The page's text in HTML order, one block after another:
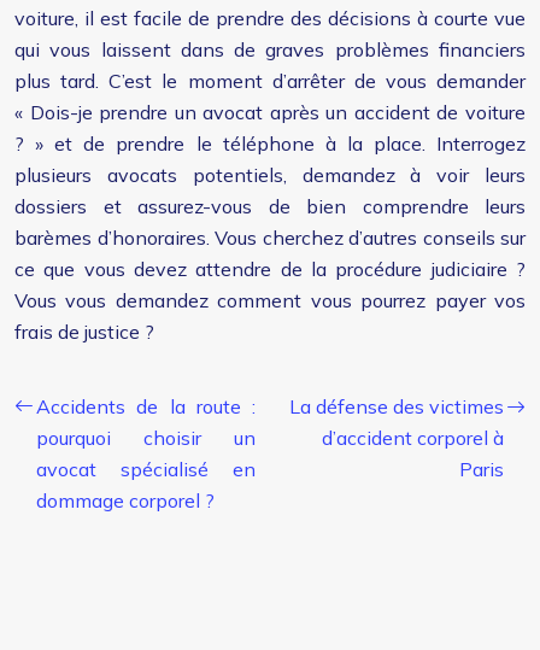
voiture, il est facile de prendre des décisions à courte vue
qui vous laissent dans de graves problèmes financiers
plus tard. C’est le moment d’arrêter de vous demander
« Dois-je prendre un avocat après un accident de voiture
? » et de prendre le téléphone à la place. Interrogez
plusieurs avocats potentiels, demandez à voir leurs
dossiers et assurez-vous de bien comprendre leurs
barèmes d’honoraires. Vous cherchez d’autres conseils sur
ce que vous devez attendre de la procédure judiciaire ?
Vous vous demandez comment vous pourrez payer vos
frais de justice ?
Accidents de la route :
pourquoi choisir un
avocat spécialisé en
dommage corporel ?
La défense des victimes
d’accident corporel à
Paris